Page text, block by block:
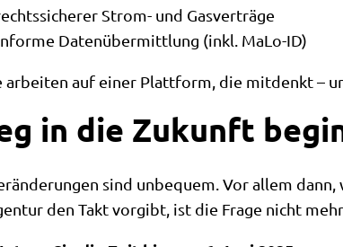
Strom- und Gasverträge
Datenübermittlung (inkl. MaLo-ID)
arbeiten auf einer Plattform, die mitdenkt –
in die Zukunft
sind unbequem. Vor allem
den Takt vorgibt, ist die Frage nicht mehr,